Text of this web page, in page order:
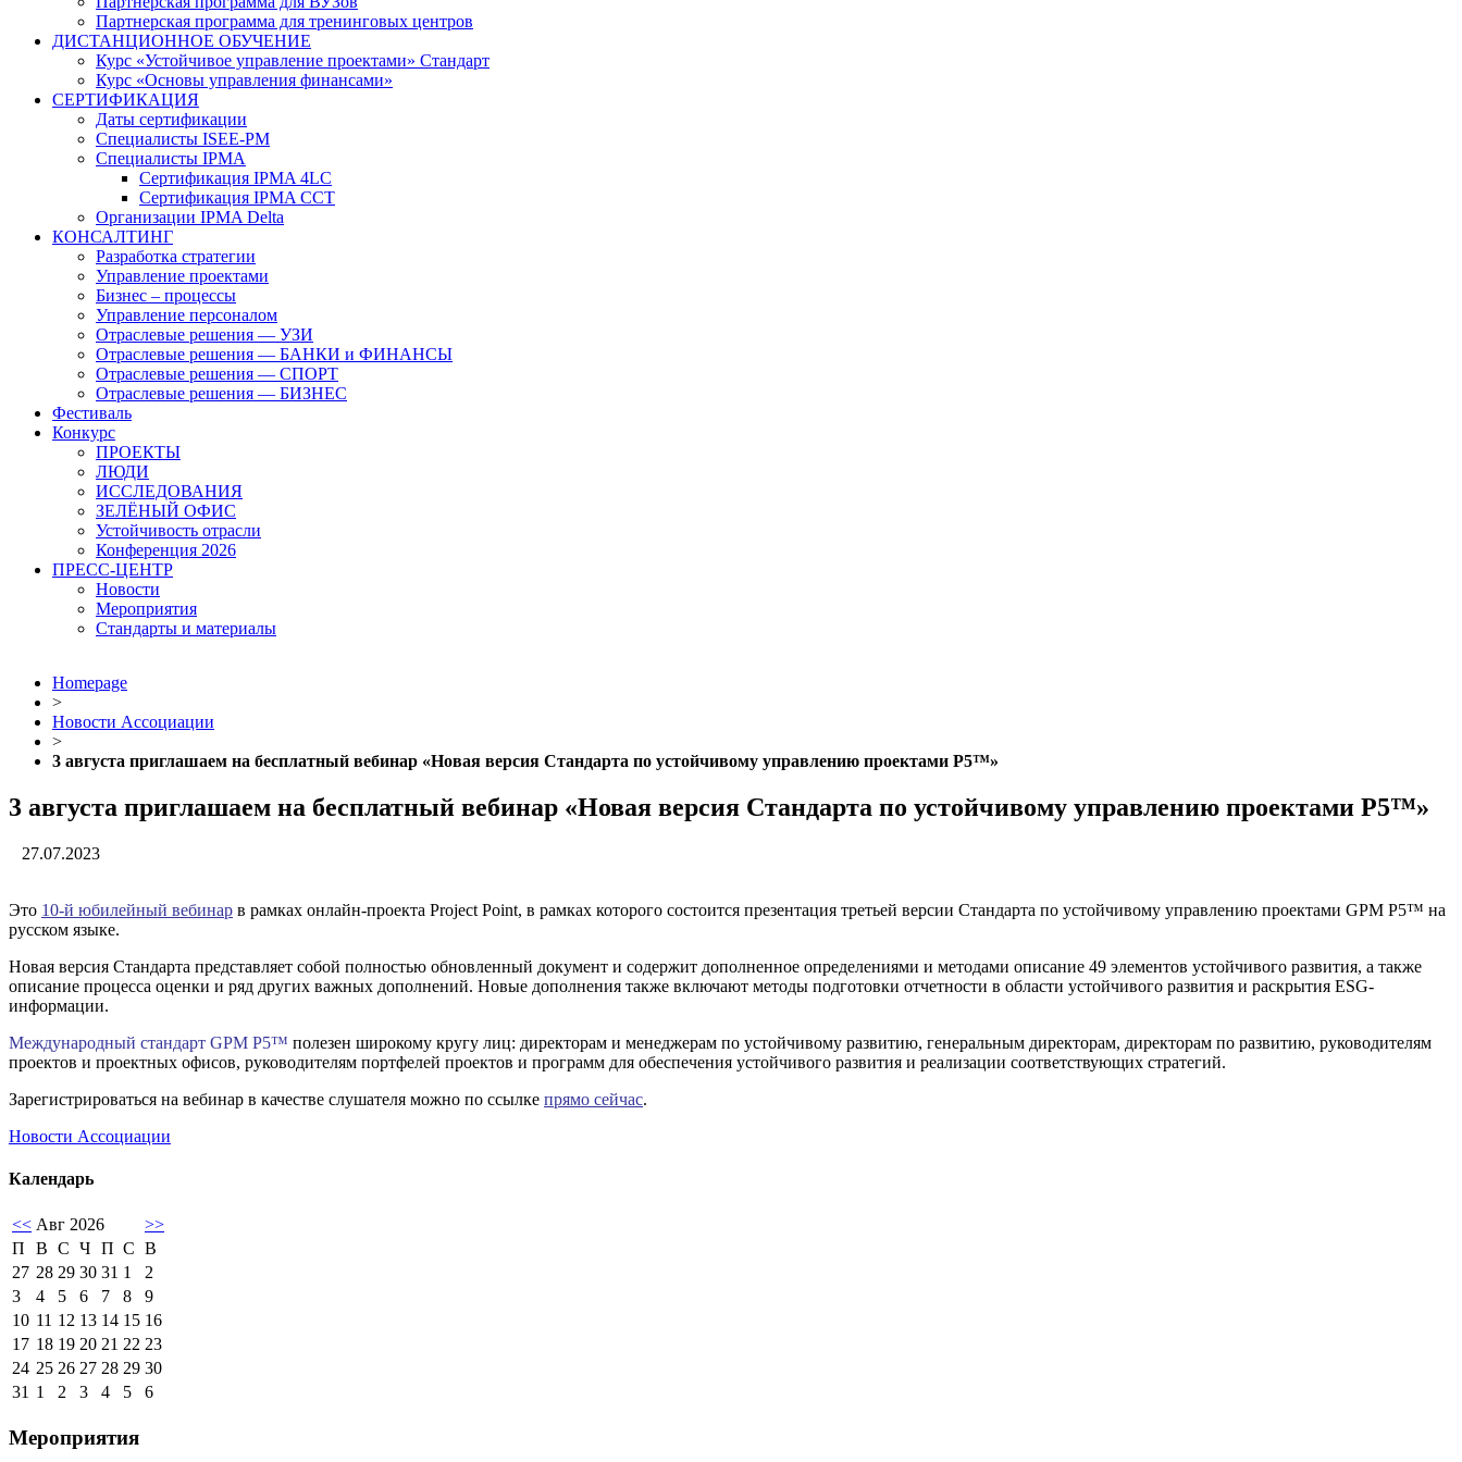
Партнерская программа для тренинговых центров
ДИСТАНЦИОННОЕ ОБУЧЕНИЕ
Курс «Устойчивое управление проектами» Стандарт
Курс «Основы управления финансами»
СЕРТИФИКАЦИЯ
Даты сертификации
Специалисты ISEE-PM
Специалисты IPMA
Сертификация IPMA 4LC
Сертификация IPMA CCT
Организации IPMA Delta
КОНСАЛТИНГ
Разработка стратегии
Управление проектами
Бизнес – процессы
Управление персоналом
Отраслевые решения — УЗИ
Отраслевые решения — БАНКИ и ФИНАНСЫ
Отраслевые решения — СПОРТ
Отраслевые решения — БИЗНЕС
Фестиваль
Конкурс
ПРОЕКТЫ
ЛЮДИ
ИССЛЕДОВАНИЯ
ЗЕЛЁНЫЙ ОФИС
Устойчивость отрасли
Конференция 2026
ПРЕСС-ЦЕНТР
Новости
Мероприятия
Стандарты и материалы
Homepage
>
Новости Ассоциации
>
3 августа приглашаем на бесплатный вебинар «Новая версия Стандарта по устойчивому управлению проектами P5™»
3 августа приглашаем на бесплатный вебинар «Новая версия Стандарта по устойчивому управлению проектами P5™»
27.07.2023
Это 10-й юбилейный вебинар в рамках онлайн-проекта Project Point, в рамках которого состоится презентация третьей версии Стандарта по устойчивому управлению проектами GPM P5™ на
русском языке.
Новая версия Стандарта представляет собой полностью обновленный документ и содержит дополненное определениями и методами описание 49 элементов устойчивого развития, а также
описание процесса оценки и ряд других важных дополнений. Новые дополнения также включают методы подготовки отчетности в области устойчивого развития и раскрытия ESG-
информации.
Международный стандарт GPM P5™ полезен широкому кругу лиц: директорам и менеджерам по устойчивому развитию, генеральным директорам, директорам по развитию, руководителям
проектов и проектных офисов, руководителям портфелей проектов и программ для обеспечения устойчивого развития и реализации соответствующих стратегий.
Зарегистрироваться на вебинар в качестве слушателя можно по ссылке прямо сейчас.
Новости Ассоциации
Календарь
<< Авг 2026
>>
П
В С Ч П С В
27 28 29 30 31 1
2
3
4 5 6 7 8
9
10 11 12 13 14 15 16
17 18 19 20 21 22 23
24 25 26 27 28 29 30
31 1 2 3 4 5 6
Мероприятия